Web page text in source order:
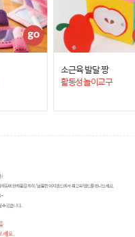
소근육 발달 짱
활동성 놀이교구